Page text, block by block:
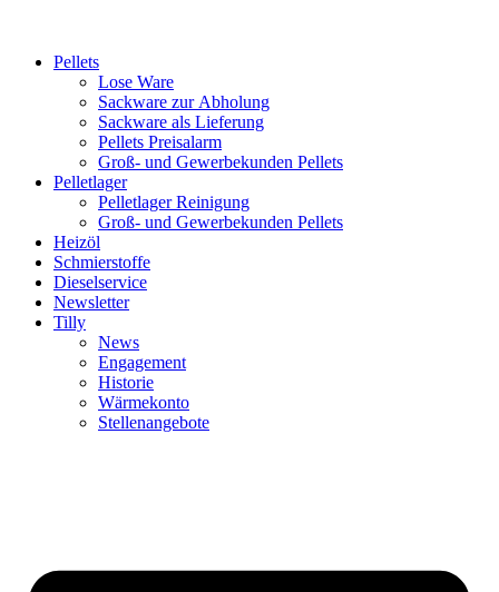
Pellets
Lose Ware
Sackware zur Abholung
Sackware als Lieferung
Pellets Preisalarm
Groß- und Gewerbekunden Pellets
Pelletlager
Pelletlager Reinigung
Groß- und Gewerbekunden Pellets
Heizöl
Schmierstoffe
Dieselservice
Newsletter
Tilly
News
Engagement
Historie
Wärmekonto
Stellenangebote